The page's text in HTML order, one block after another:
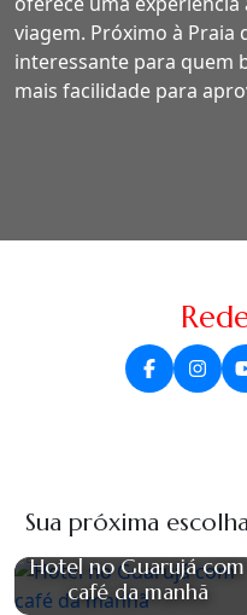
viagem. Próximo à Praia
interessante para quem
mais facilidade para
Sua próxima
Hotel no Guarujá com
café da manhã